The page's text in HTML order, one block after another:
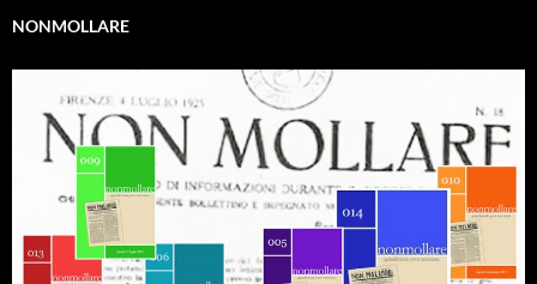
NONMOLLARE